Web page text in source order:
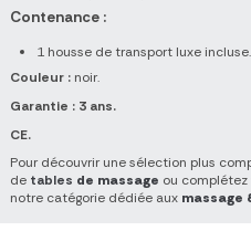
Contenance :
1 housse de transport luxe incluse.
Couleur : noir.
Garantie : 3 ans.
CE.
Pour découvrir une sélection plus
de tables de massage ou
notre catégorie dédiée aux massage